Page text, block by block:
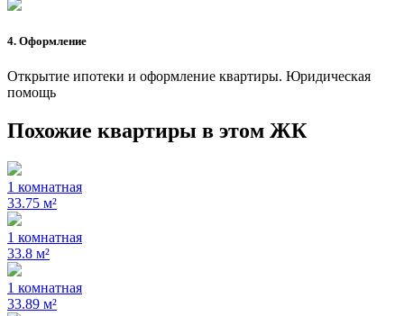
4. Оформление
Открытие ипотеки и оформление квартиры. Юридическая
помощь
Похожие квартиры в этом ЖК
1 комнатная
33.75 м²
1 комнатная
33.8 м²
1 комнатная
33.89 м²